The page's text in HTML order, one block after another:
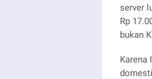
server
Rp
bukan
Karena